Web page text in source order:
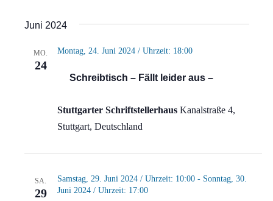
wählen.
Juni 2024
MO.
24
Schreibtisch – Fällt leider aus –
Montag, 24. Juni 2024 / Uhrzeit: 18:00
Stuttgarter Schriftstellerhaus Kanalstraße 4,
Stuttgart, Deutschland
SA.
29
Samstag, 29. Juni 2024 / Uhrzeit: 10:00- Sonntag, 30.
Juni 2024 / Uhrzeit: 17:00